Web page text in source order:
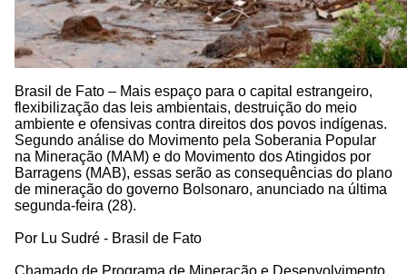
Brasil de Fato – Mais espaço para o capital estrangeiro,
flexibilização das leis ambientais, destruição do meio
ambiente e ofensivas contra direitos dos povos indígenas.
Segundo análise do Movimento pela Soberania Popular
na Mineração (MAM) e do Movimento dos Atingidos por
Barragens (MAB), essas serão as consequências do plano
de mineração do governo Bolsonaro, anunciado na última
segunda-feira (28).
Por Lu Sudré - Brasil de Fato